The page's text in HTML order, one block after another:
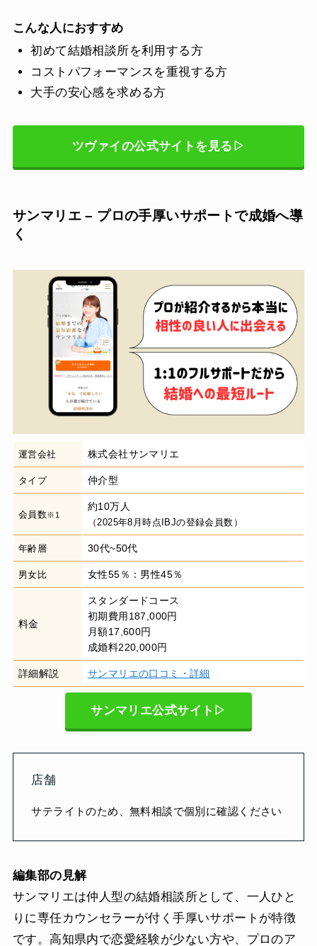
こんな人におすすめ
初めて結婚相談所を利用する方
コストパフォーマンスを重視する方
大手の安心感を求める方
ツヴァイの公式サイトを見る▷
サンマリエ – プロの手厚いサポートで成婚へ導
く
運営会社 株式会社サンマリエ
タイプ 仲介型
会員数※1
約10万人
（2025年8月時点IBJの登録会員数）
年齢層 30代~50代
男女比 女性55％：男性45％
料金
スタンダードコース
初期費用187,000円
月額17,600円
成婚料220,000円
詳細解説 サンマリエの口コミ・詳細
サンマリエ公式サイト▷
店舗
サテライトのため、無料相談で個別に確認ください
編集部の見解
サンマリエは仲人型の結婚相談所として、一人ひと
りに専任カウンセラーが付く手厚いサポートが特徴
です。高知県内で恋愛経験が少ない方や、プロのア